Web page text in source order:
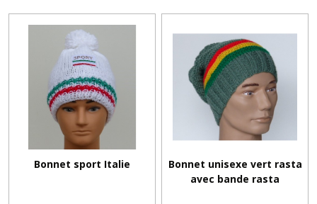
Bonnet sport Italie
Bonnet unisexe vert rasta
avec bande rasta